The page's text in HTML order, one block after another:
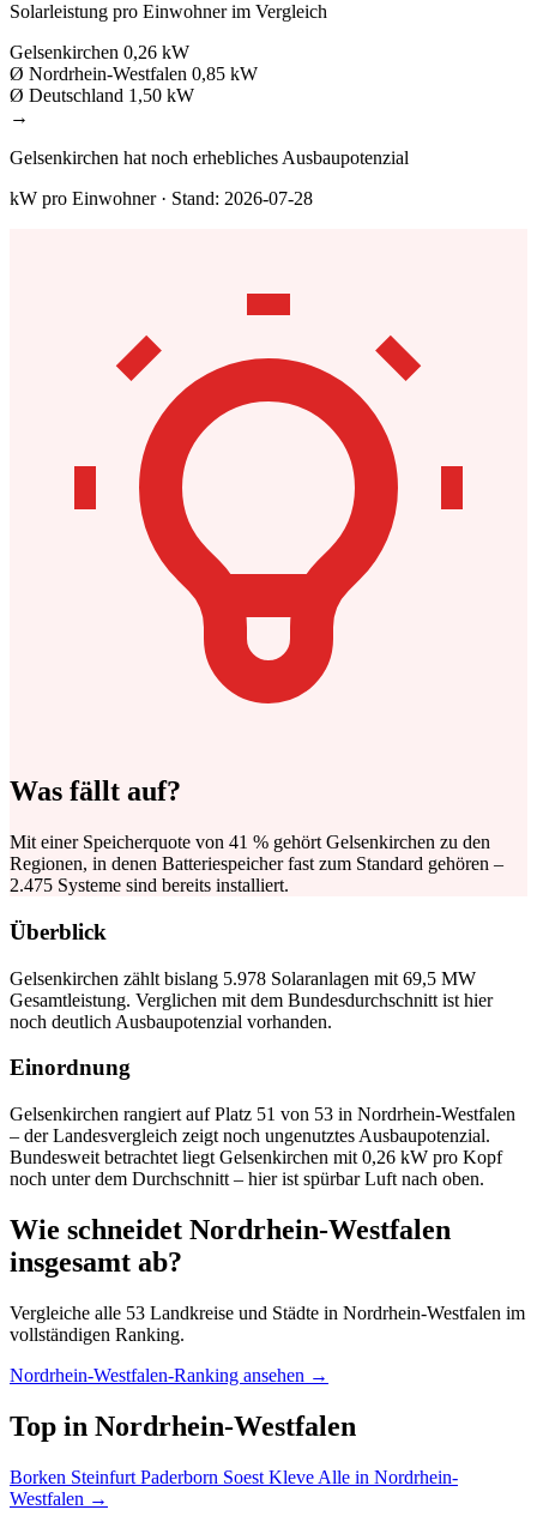
Solarleistung pro Einwohner im Vergleich
Gelsenkirchen 0,26 kW
Ø Nordrhein-Westfalen 0,85 kW
Ø Deutschland 1,50 kW
→
Gelsenkirchen hat noch erhebliches Ausbaupotenzial
kW pro Einwohner · Stand: 2026-07-28
Was fällt auf?
Mit einer Speicherquote von 41 % gehört Gelsenkirchen zu den
Regionen, in denen Batteriespeicher fast zum Standard gehören –
2.475 Systeme sind bereits installiert.
Überblick
Gelsenkirchen zählt bislang 5.978 Solaranlagen mit 69,5 MW
Gesamtleistung. Verglichen mit dem Bundesdurchschnitt ist hier
noch deutlich Ausbaupotenzial vorhanden.
Einordnung
Gelsenkirchen rangiert auf Platz 51 von 53 in Nordrhein-Westfalen
– der Landesvergleich zeigt noch ungenutztes Ausbaupotenzial.
Bundesweit betrachtet liegt Gelsenkirchen mit 0,26 kW pro Kopf
noch unter dem Durchschnitt – hier ist spürbar Luft nach oben.
Wie schneidet Nordrhein-Westfalen
insgesamt ab?
Vergleiche alle 53 Landkreise und Städte in Nordrhein-Westfalen im
vollständigen Ranking.
Nordrhein-Westfalen-Ranking ansehen →
Top in Nordrhein-Westfalen
Borken Steinfurt Paderborn Soest Kleve Alle in Nordrhein-
Westfalen →